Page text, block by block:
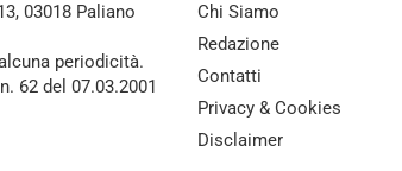
03018 Paliano
periodicità.
62 del 07.03.2001
Chi Siamo
Redazione
Contatti
Privacy & Cookies
Disclaimer